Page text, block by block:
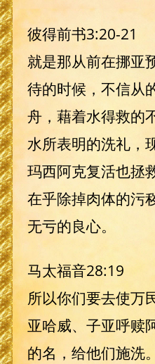
彼得前书3:20-21
就是那从前在挪亚
待的时候，不信从
舟，藉着水得救的
水所表明的洗礼，
玛西阿克复活也拯
在乎除掉肉体的污
无亏的良心。
马太福音28:19
所以你们要去使万
亚哈威、子亚呼赎
的名，给他们施洗。